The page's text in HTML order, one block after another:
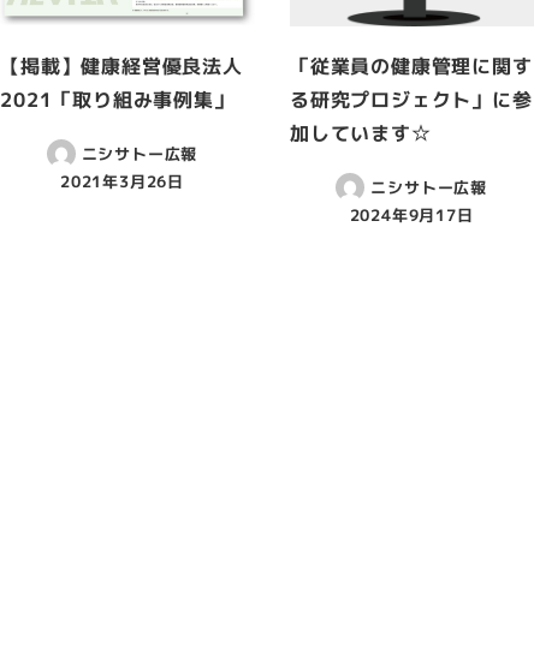
【掲載】健康経営優良法人
2021「取り組み事例集」
ニシサトー広報
2021年3月26日
「従業員の健康管理に関す
る研究プロジェクト」に参
加しています☆
ニシサトー広報
2024年9月17日